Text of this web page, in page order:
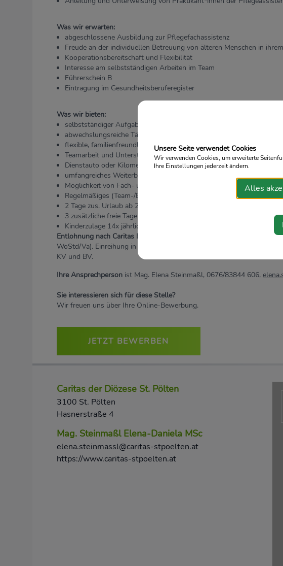
Was wir erwarten:
abgeschlossene Ausbildung zur Pflegefachassistenz
Freude an der individuellen Betreuung von älteren Menschen in
Kooperationsbereitschaft und Flexibilität
Interesse am selbstständigen Arbeiten im Team
Führerschein B
Eintragung im Gesundheitsberuferegister
Was wir bieten:
selbstständiger Aufgaben- und Verantwortungsbereich
abwechslungsreiche Tätigkeit in der Umgebung Ihres Wohnortes
flexible, familienfreundliche Arbeitszeit (Teilzeit)
Teamarbeit und Unterstützung in einem multiprofessionellen Team
Dienstauto oder Kilometergeld
umfangreiches Weiterbildungsangebot
Möglichkeit von Fach- und Führungskarrieren
Regelmäßiges (Team-/Einzel-) Coaching und Intervision
2 Tage zus. Urlaub ab 2.Dienstjahr
3 zusätzliche freie Tage
Kinderzulage 14x jährlich
Entlohnung nach Caritas KV:
Mindestgehalt mit Vorerfahrung in
WoStd/Va). Einreihung in höhere Gehaltsstufen je nach anrechenbaren
KV und BV.
Ihre Ansprechperson ist Mag. Elena Steinmaßl, 0676/83844 606,
Sie interessieren sich für diese Stelle?
Wir freuen uns über Ihre Online-Bewerbung.
JETZT BEWERBEN
Caritas der Diözese St. Pölten
3100 St. Pölten
Hasnerstraße 4
Mag. Steinmaßl Elena-Daniela MSc
elena.steinmassl@caritas-stpoelten.at
https://www.caritas-stpoelten.at
Unsere Seite verwendet Cookies
Wir verwenden Cookies, um erweiterte
Ihre Einstellungen jederzeit ändern.
Alles